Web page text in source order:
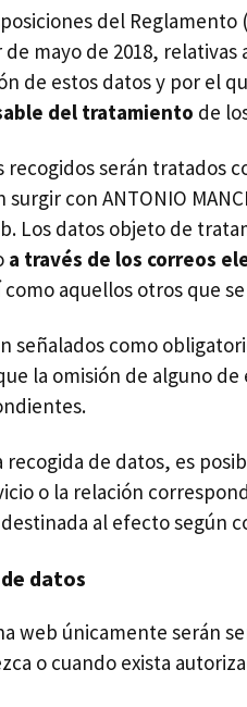
del Reglamento
mayo de 2018,
de estos datos y por el
del tratamiento de
serán tratados
con ANTONIO
Los datos objeto de
a través de los correos
como aquellos otros que
señalados como
la omisión de alguno
de datos, es
o la relación
al efecto según
datos
web únicamente serán
o cuando exista